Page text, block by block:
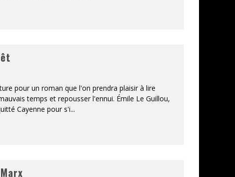
pour un roman que l'on prendra plaisir à lire
temps et repousser l'ennui. Émile Le Guillou,
Cayenne pour s'i...